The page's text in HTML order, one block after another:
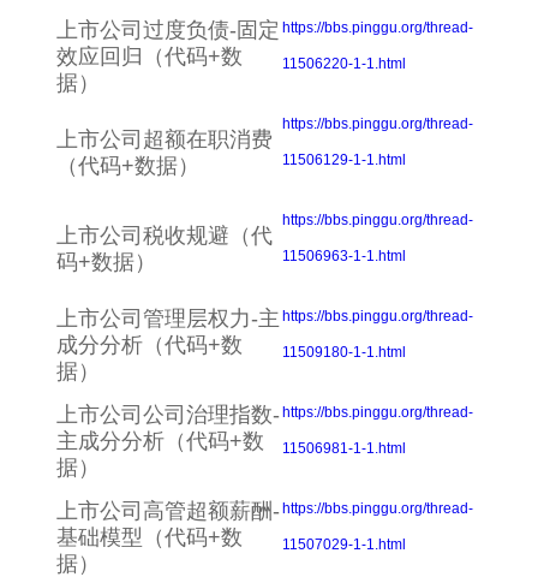
上市公司过度负债-固定
效应回归（代码+数
据）
https://bbs.pinggu.org/thread-
11506220-1-1.html
上市公司超额在职消费
（代码+数据）
https://bbs.pinggu.org/thread-
11506129-1-1.html
上市公司税收规避（代
码+数据）
https://bbs.pinggu.org/thread-
11506963-1-1.html
上市公司管理层权力-主
成分分析（代码+数
据）
https://bbs.pinggu.org/thread-
11509180-1-1.html
上市公司公司治理指数-
主成分分析（代码+数
据）
https://bbs.pinggu.org/thread-
11506981-1-1.html
上市公司高管超额薪酬-
基础模型（代码+数
据）
https://bbs.pinggu.org/thread-
11507029-1-1.html